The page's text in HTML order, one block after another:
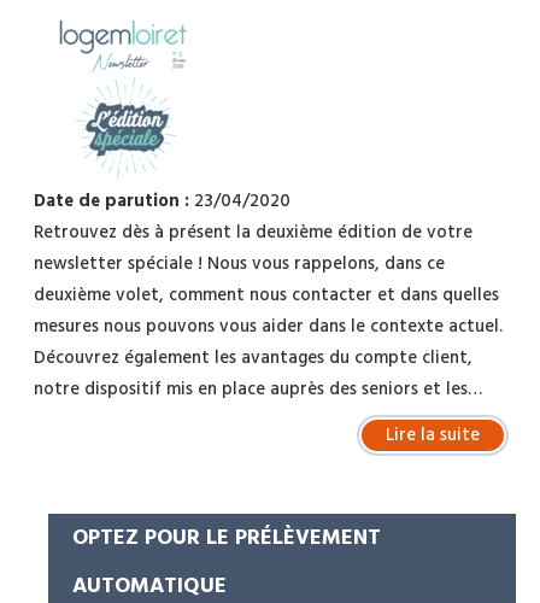
Date de parution : 23/04/2020
Retrouvez dès à présent la deuxième édition de votre
newsletter spéciale ! Nous vous rappelons, dans ce
deuxième volet, comment nous contacter et dans quelles
mesures nous pouvons vous aider dans le contexte actuel.
Découvrez également les avantages du compte client,
notre dispositif mis en place auprès des seniors et les…
Lire la suite
OPTEZ POUR LE PRÉLÈVEMENT
AUTOMATIQUE